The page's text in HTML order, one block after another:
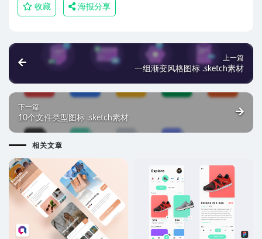
收藏 海报分享
上一篇
一组渐变风格图标 .sketch素材
下一篇
10个文件类型图标 .sketch素材
相关文章